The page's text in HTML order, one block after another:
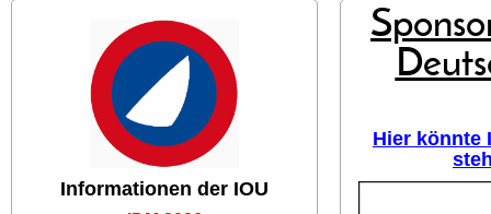
Informationen der IOU
Hier könnte